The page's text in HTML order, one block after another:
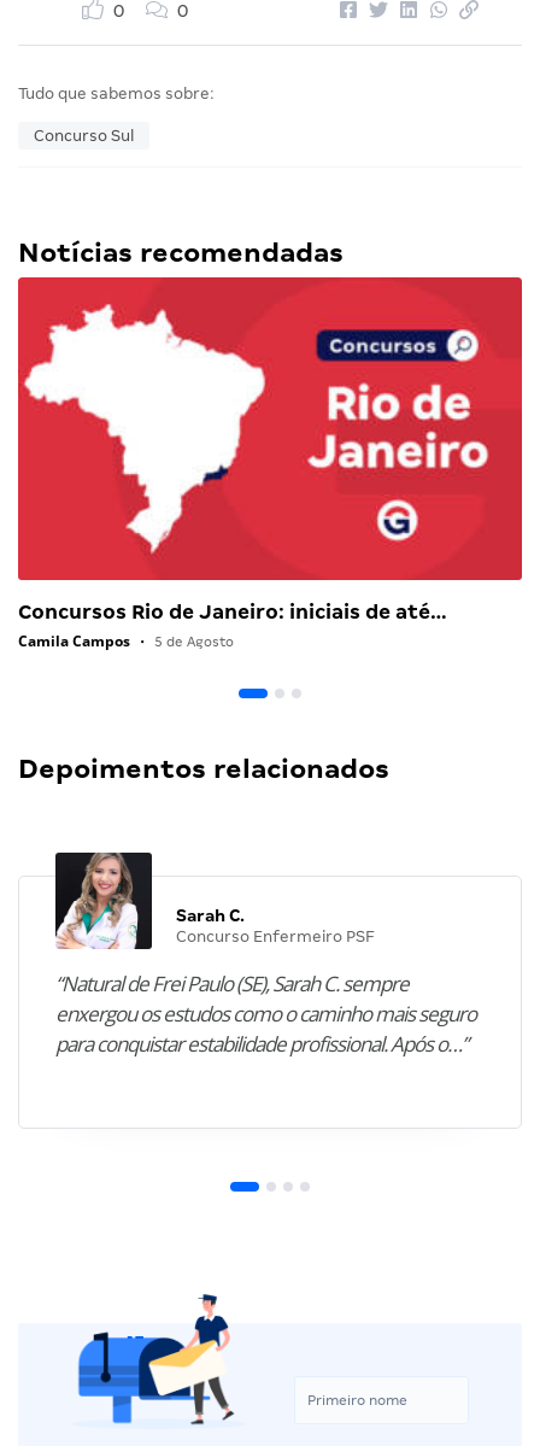
0 0
Tudo que sabemos sobre:
Concurso Sul
Notícias recomendadas
Concursos Rio de Janeiro: iniciais de até…
Camila Campos • 5 de Agosto
Depoimentos relacionados
Sarah C.
Concurso Enfermeiro PSF
“Natural de Frei Paulo (SE), Sarah C. sempre
enxergou os estudos como o caminho mais seguro
para conquistar estabilidade profissional. Após o…”